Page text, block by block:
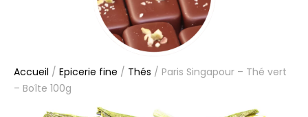
Accueil / Epicerie fine / Thés / Paris Singapour – Thé vert
– Boîte 100g